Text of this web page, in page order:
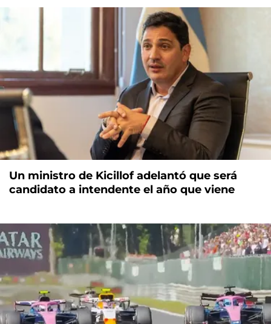
Un ministro de Kicillof adelantó que será
candidato a intendente el año que viene